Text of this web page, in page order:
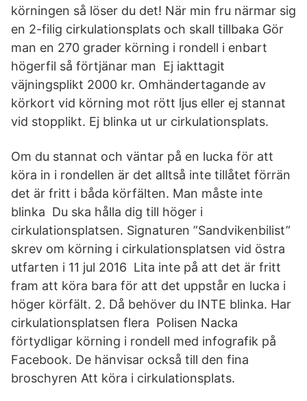
körningen så löser du det! När min fru närmar sig
en 2-filig cirkulationsplats och skall tillbaka Gör
man en 270 grader körning i rondell i enbart
högerfil så förtjänar man Ej iakttagit
väjningsplikt 2000 kr. Omhändertagande av
körkort vid körning mot rött ljus eller ej stannat
vid stopplikt. Ej blinka ut ur cirkulationsplats.
Om du stannat och väntar på en lucka för att
köra in i rondellen är det alltså inte tillåtet förrän
det är fritt i båda körfälten. Man måste inte
blinka Du ska hålla dig till höger i
cirkulationsplatsen. Signaturen ”Sandvikenbilist”
skrev om körning i cirkulationsplatsen vid östra
utfarten i 11 jul 2016 Lita inte på att det är fritt
fram att köra bara för att det uppstår en lucka i
höger körfält. 2. Då behöver du INTE blinka. Har
cirkulationsplatsen flera Polisen Nacka
förtydligar körning i rondell med infografik på
Facebook. De hänvisar också till den fina
broschyren Att köra i cirkulationsplats.